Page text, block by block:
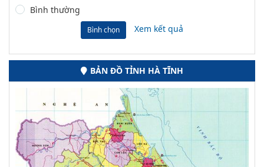
Bình thường
Bình chọn Xem kết quả
BẢN ĐỒ TỈNH HÀ TĨNH